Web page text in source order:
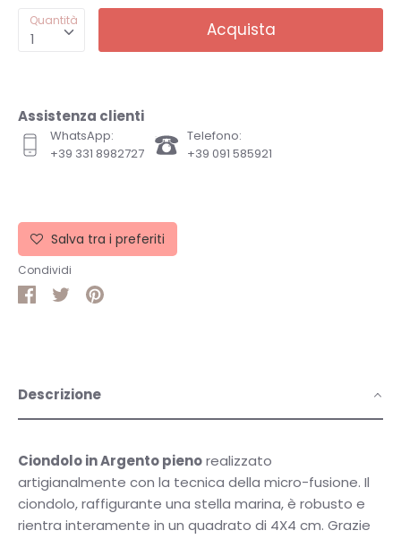
Quantità
1 Acquista
Assistenza clienti
WhatsApp:
+39 331 8982727
Telefono:
+39 091 585921
Salva tra i preferiti
Condividi
CondividiCondividi
Pin
Descrizione
Ciondolo in Argento pienorealizzato
artigianalmente con la tecnica della micro-fusione. Il
ciondolo, raffigurante una stella marina, è robusto e
rientra interamente in un quadrato di 4X4 cm. Grazie